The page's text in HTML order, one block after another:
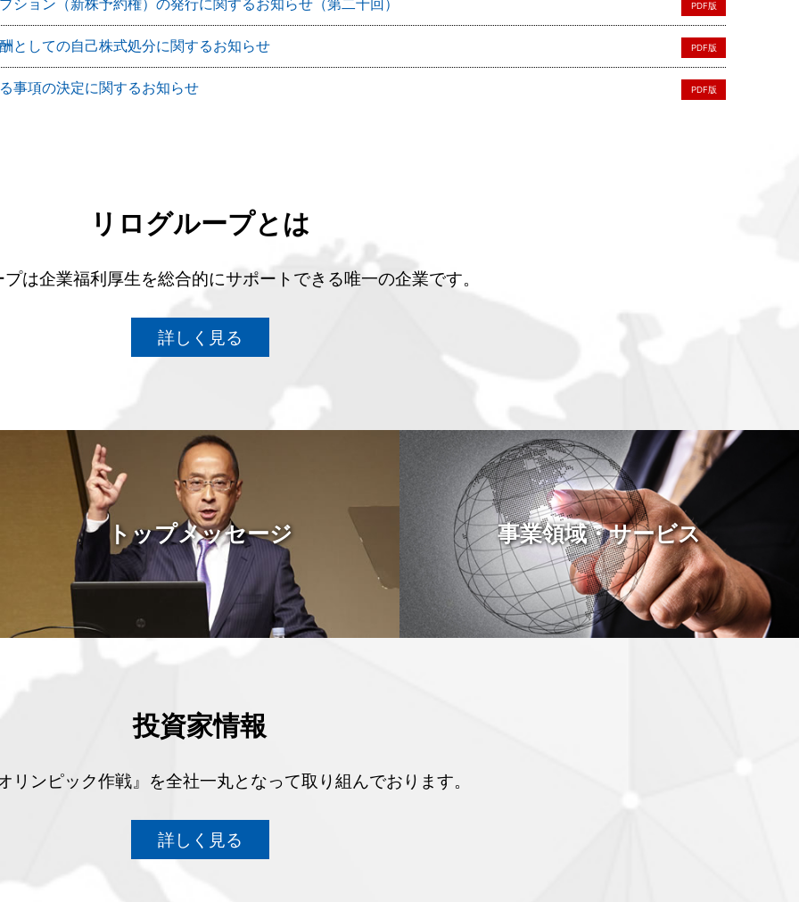
PDF版
としての自己株式処分に関するお知らせ PDF版
事項の決定に関するお知らせ PDF版
リログループとは
は企業福利厚生を総合的にサポートできる唯一の企業です。
詳しく見る
トップメッセージ 事業領域・サービス
投資家情報
リンピック作戦』を全社一丸となって取り組んでおります。
詳しく見る